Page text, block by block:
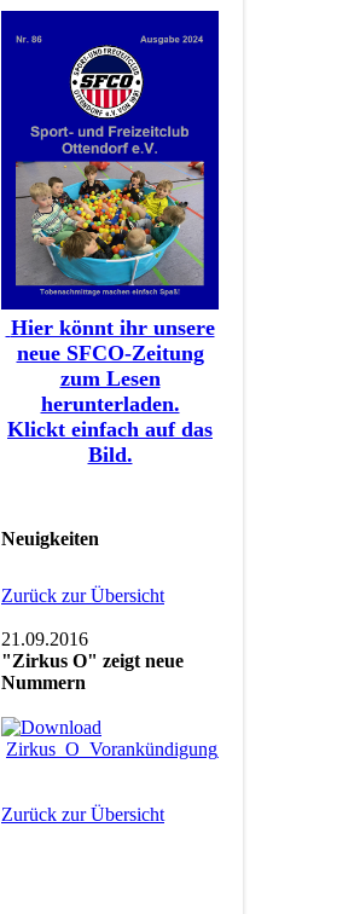
Hier könnt ihr unsere
neue SFCO-Zeitung
zum Lesen
herunterladen.
Klickt einfach auf das
Bild.
Neuigkeiten
Zurück zur Übersicht
21.09.2016
"Zirkus O" zeigt neue
Nummern
Zirkus_O_Vorankündigung_2016.pdf
Zurück zur Übersicht